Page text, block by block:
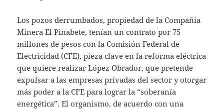
Los pozos derrumbados, propiedad de la Compañía
Minera El Pinabete, tenían un contrato por 75
millones de pesos con la Comisión Federal de
Electricidad (CFE), pieza clave en la reforma eléctrica
que quiere realizar López Obrador, que pretende
expulsar a las empresas privadas del sector y otorgar
más poder a la CFE para lograr la “soberanía
energética”. El organismo, de acuerdo con una